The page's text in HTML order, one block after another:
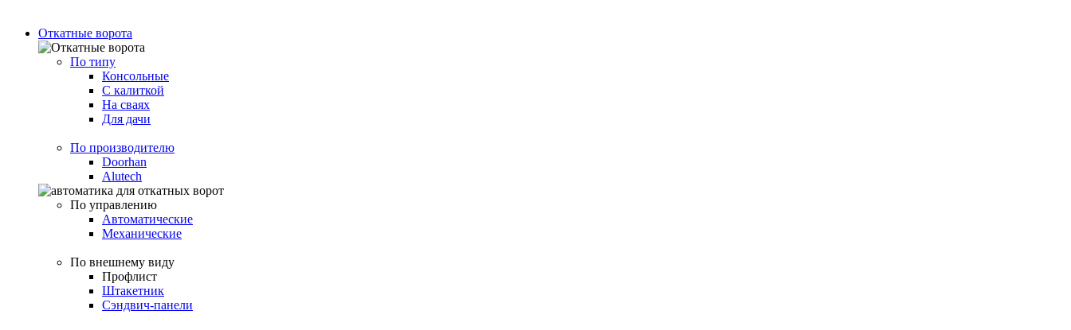
Откатные ворота
По типу
Консольные
С калиткой
На сваях
Для дачи
По производителю
Doorhan
Alutech
По управлению
Автоматические
Механические
По внешнему виду
Профлист
Штакетник
Сэндвич-панели